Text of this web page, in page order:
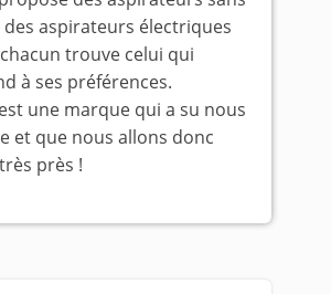
aspirateurs électriques
trouve celui qui
à ses préférences.
une marque qui a su nous
et que nous allons donc
près !